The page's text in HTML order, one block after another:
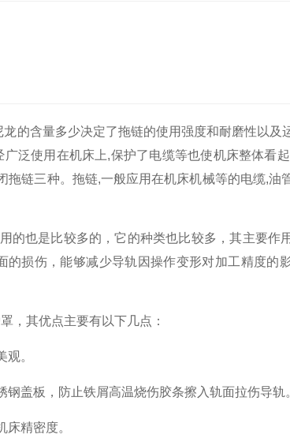
的含量多少决定了拖链的使用强度和耐磨性以及
泛使用在机床上,保护了电缆等也使机床整体看
链三种。拖链,一般应用在机床机械等的电缆,油
也是比较多的，它的种类也比较多，其主要作
损伤，能够减少导轨因操作变形对加工精度的
其优点主要有以下几点：
。
板，防止铁屑高温烧伤胶条擦入轨面拉伤导轨
精密度。